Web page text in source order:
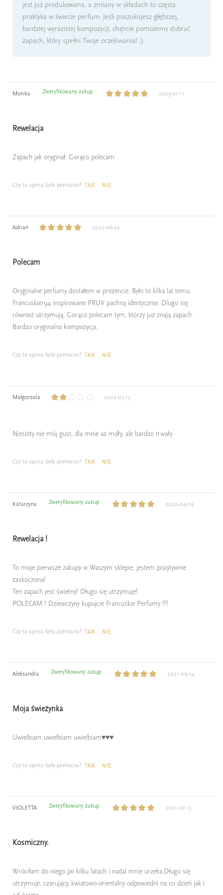
jest już produkowana, a zmiany w składach to częsta
praktyka w świecie perfum. Jeśli poszukujesz głębszej,
bardziej wyrazistej kompozycji, chętnie pomożemy dobrać
zapach, który spełni Twoje oczekiwania! ;)
Monika Zweryfikowany zakup 2023-01-11
Rewelacja
Zapach jak oryginał. Gorąco polecam
Czy ta opinia była pomocna? TAK NIE
Adrian 2022-06-22
Polecam
Oryginalne perfumy dostałem w prezencie. Było to kilka lat temu.
Francuskie194 inspirowane PRUV pachną identycznie. Dlugo się
również utrzymują. Gorąco polecam tym, którzy już znają zapach.
Bardzo oryginalna kompozycja.
Czy ta opinia była pomocna? TAK NIE
Małgorzata 2022-05-13
Niestety nie mój gust, dla mnie aż mdły, ale bardzo trwały
Czy ta opinia była pomocna? TAK NIE
Katarzyna Zweryfikowany zakup 2022-04-09
Rewelacja !
To moje pierwsze zakupy w Waszym sklepie, jestem pozytywnie
zaskoczona!
Ten zapach jest świetny! Długo się utrzymuje!
POLECAM ! Dziewczyny kupujcie Francuskie Perfumy !!!
Czy ta opinia była pomocna? TAK NIE
Aleksandra Zweryfikowany zakup 2021-09-14
Moja świeżynka
Uwielbiam uwielbiam uwielbiam♥️♥️♥️
Czy ta opinia była pomocna? TAK NIE
VIOLETTA Zweryfikowany zakup 2021-07-15
Kosmiczny.
Wróciłam do niego po kilku latach i nadal mnie urzeka.Długo się
utrzymuje, czarujący, kwiatowo-orientalny odpowiedni na co dzień jak i